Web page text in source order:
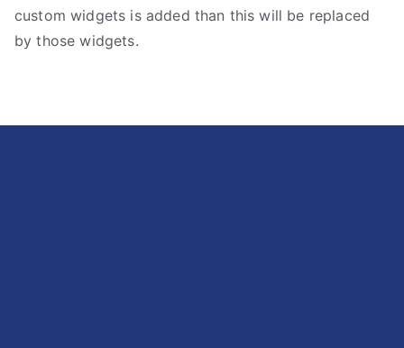
custom widgets is added than this will be replaced
by those widgets.